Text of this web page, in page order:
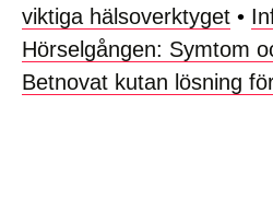
viktiga hälsoverktyget •
Hörselgången: Symtom
Betnovat kutan lösning